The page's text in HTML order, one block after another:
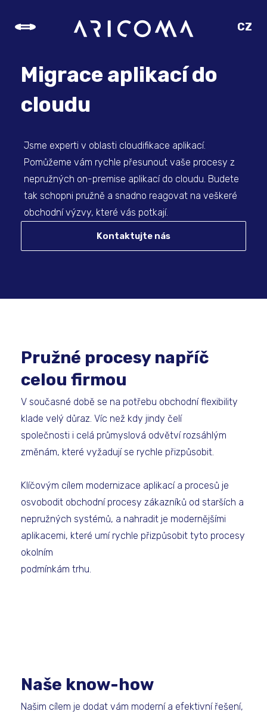
CZ
Migrace aplikací do
cloudu
Jsme experti v oblasti cloudifikace aplikací.
Pomůžeme vám rychle přesunout vaše procesy z
nepružných on-premise aplikací do cloudu. Budete
tak schopni pružně a snadno reagovat na veškeré
obchodní výzvy, které vás potkají.
Kontaktujte nás
Pružné procesy napříč
celou firmou
V současné době se na potřebu obchodní flexibility
klade velý důraz. Víc než kdy jindy čelí
společnosti i celá průmyslová odvětví rozsáhlým
změnám, které vyžadují se rychle přizpůsobit.
Klíčovým cílem modernizace aplikací a procesů je
osvobodit obchodní procesy zákazníků od starších a
nepružných systémů, a nahradit je modernějšími
aplikacemi, které umí rychle přizpůsobit tyto procesy
okolním
podmínkám trhu.
Naše know-how
Našim cílem je dodat vám moderní a efektivní řešení,